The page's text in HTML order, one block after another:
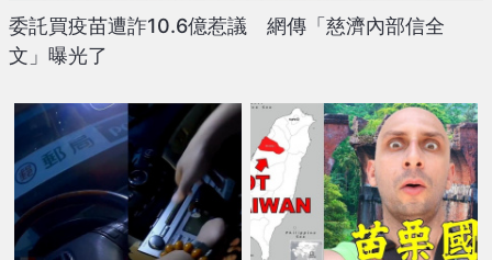
委託買疫苗遭詐10.6億惹議 網傳「慈濟內部信全
文」曝光了